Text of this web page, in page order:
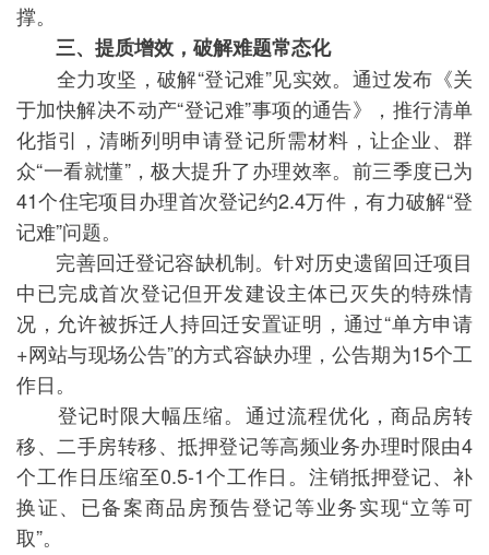
撑。
三、提质增效，破解难题常态化
全力攻坚，破解“登记难”见实效。通过发布《关
于加快解决不动产“登记难”事项的通告》，推行清单
化指引，清晰列明申请登记所需材料，让企业、群
众“一看就懂”，极大提升了办理效率。前三季度已为
41个住宅项目办理首次登记约2.4万件，有力破解“登
记难”问题。
完善回迁登记容缺机制。针对历史遗留回迁项目
中已完成首次登记但开发建设主体已灭失的特殊情
况，允许被拆迁人持回迁安置证明，通过“单方申请
+网站与现场公告”的方式容缺办理，公告期为15个工
作日。
登记时限大幅压缩。通过流程优化，商品房转
移、二手房转移、抵押登记等高频业务办理时限由4
个工作日压缩至0.5-1个工作日。注销抵押登记、补
换证、已备案商品房预告登记等业务实现“立等可
取”。